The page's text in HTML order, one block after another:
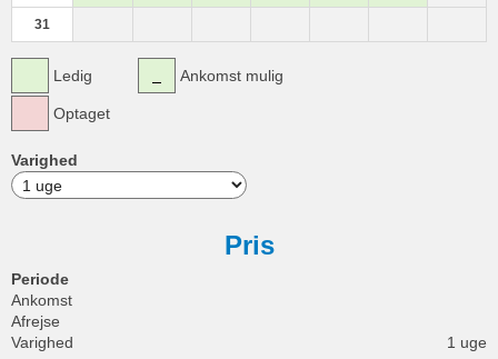
31
Ledig
Optaget
Ankomst mulig
Varighed
Pris
Periode
Ankomst
Afrejse
Varighed
1 uge